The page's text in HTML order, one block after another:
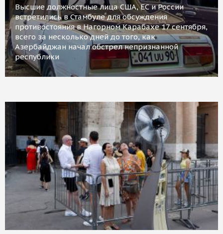
Высшие должностные лица США, ЕС и России
встретились в Стамбуле для обсуждения
противостояния в Нагорном Карабахе 17 сентября,
всего за несколько дней до того, как
Азербайджан начал обстрел непризнанной
республики